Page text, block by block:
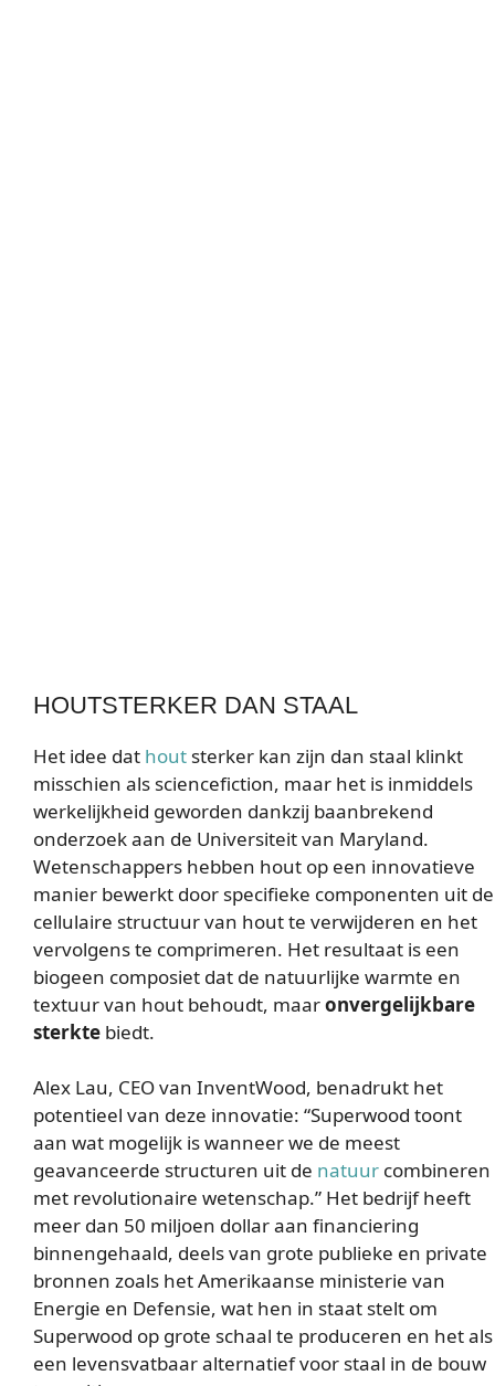
HOUTSTERKER DAN STAAL
Het idee dat hout sterker kan zijn dan staal klinkt
misschien als sciencefiction, maar het is inmiddels
werkelijkheid geworden dankzij baanbrekend
onderzoek aan de Universiteit van Maryland.
Wetenschappers hebben hout op een innovatieve
manier bewerkt door specifieke componenten uit de
cellulaire structuur van hout te verwijderen en het
vervolgens te comprimeren. Het resultaat is een
biogeen composiet dat de natuurlijke warmte en
textuur van hout behoudt, maaronvergelijkbare
sterkte biedt.
Alex Lau, CEO van InventWood, benadrukt het
potentieel van deze innovatie: “Superwood toont
aan wat mogelijk is wanneer we de meest
geavanceerde structuren uit de natuur combineren
met revolutionaire wetenschap.” Het bedrijf heeft
meer dan 50 miljoen dollar aan financiering
binnengehaald, deels van grote publieke en private
bronnen zoals het Amerikaanse ministerie van
Energie en Defensie, wat hen in staat stelt om
Superwood op grote schaal te produceren en het als
een levensvatbaar alternatief voor staal in de bouw